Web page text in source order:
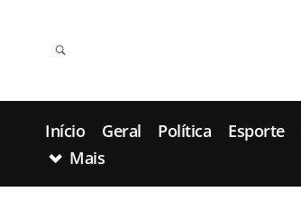
Início Geral Política Esporte
Mais